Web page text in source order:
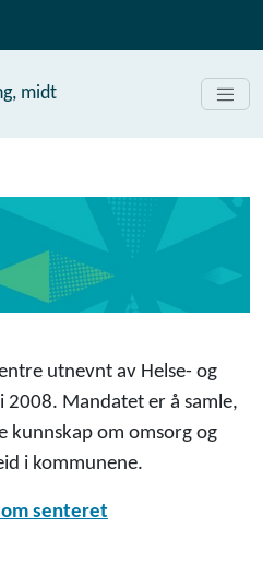
midt
utnevnt av Helse- og
Mandatet er å samle,
kunnskap om omsorg og
i kommunene.
om senteret